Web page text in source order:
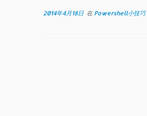
2014年4月18日 在 Powershell小技巧